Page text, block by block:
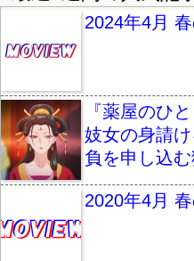
2024年4月
『薬屋のひ
妓女の身請
負を申し込
2020年4月